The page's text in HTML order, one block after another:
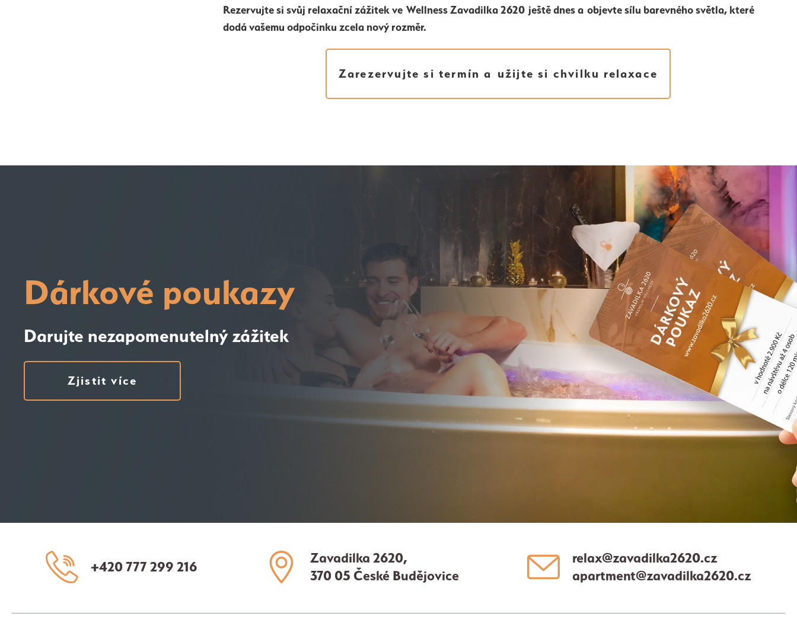
Rezervujte si svůj relaxační zážitek ve Wellness Zavadilka 2620 ještě dnes a objevte sílu barevného světla, které
dodá vašemu odpočinku zcela nový rozměr.
Zarezervujte si termín a užijte si chvilku relaxace
Dárkové poukazy
Darujte nezapomenutelný zážitek
Zjistit více
+420 777 299 216
Zavadilka 2620,
370 05 České Budějovice
relax@zavadilka2620.cz
apartment@zavadilka2620.cz